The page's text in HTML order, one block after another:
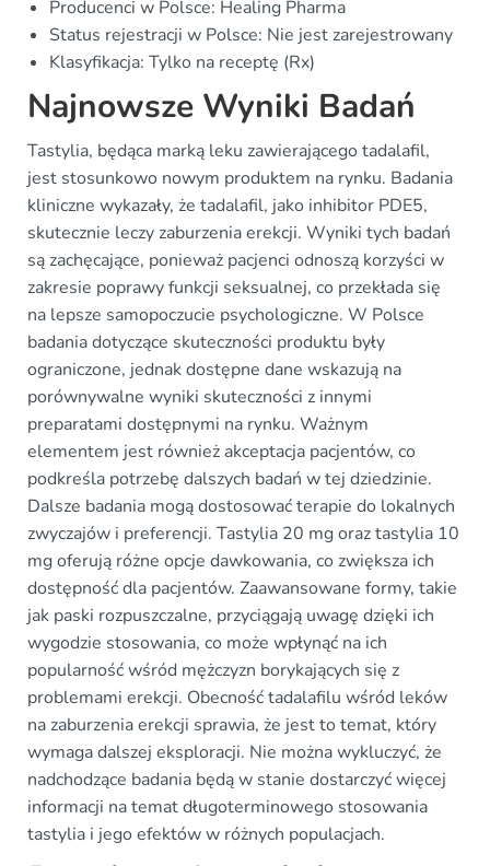
Producenci w Polsce: Healing Pharma
Status rejestracji w Polsce: Nie jest zarejestrowany
Klasyfikacja: Tylko na receptę (Rx)
Najnowsze Wyniki Badań
Tastylia, będąca marką leku zawierającego tadalafil,
jest stosunkowo nowym produktem na rynku. Badania
kliniczne wykazały, że tadalafil, jako inhibitor PDE5,
skutecznie leczy zaburzenia erekcji. Wyniki tych badań
są zachęcające, ponieważ pacjenci odnoszą korzyści w
zakresie poprawy funkcji seksualnej, co przekłada się
na lepsze samopoczucie psychologiczne. W Polsce
badania dotyczące skuteczności produktu były
ograniczone, jednak dostępne dane wskazują na
porównywalne wyniki skuteczności z innymi
preparatami dostępnymi na rynku. Ważnym
elementem jest również akceptacja pacjentów, co
podkreśla potrzebę dalszych badań w tej dziedzinie.
Dalsze badania mogą dostosować terapie do lokalnych
zwyczajów i preferencji. Tastylia 20 mg oraz tastylia 10
mg oferują różne opcje dawkowania, co zwiększa ich
dostępność dla pacjentów. Zaawansowane formy, takie
jak paski rozpuszczalne, przyciągają uwagę dzięki ich
wygodzie stosowania, co może wpłynąć na ich
popularność wśród mężczyzn borykających się z
problemami erekcji. Obecność tadalafilu wśród leków
na zaburzenia erekcji sprawia, że jest to temat, który
wymaga dalszej eksploracji. Nie można wykluczyć, że
nadchodzące badania będą w stanie dostarczyć więcej
informacji na temat długoterminowego stosowania
tastylia i jego efektów w różnych populacjach.